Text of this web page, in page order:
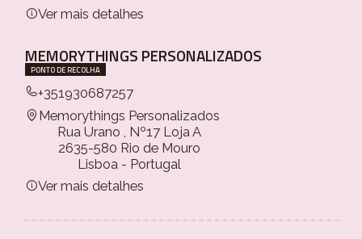
Ver mais detalhes
MEMORYTHINGS PERSONALIZADOS
PONTO DE RECOLHA
+351930687257
Memorythings Personalizados
Rua Urano , Nº17 Loja A
2635-580 Rio de Mouro
Lisboa - Portugal
Ver mais detalhes